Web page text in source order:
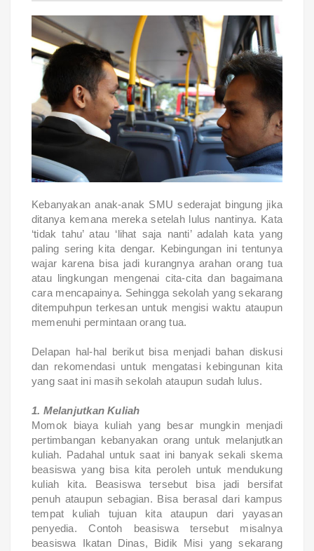
Kebanyakan anak-anak SMU sederajat bingung jika
ditanya kemana mereka setelah lulus nantinya. Kata
‘tidak tahu’ atau ‘lihat saja nanti’ adalah kata yang
paling sering kita dengar. Kebingungan ini tentunya
wajar karena bisa jadi kurangnya arahan orang tua
atau lingkungan mengenai cita-cita dan bagaimana
cara mencapainya. Sehingga sekolah yang sekarang
ditempuhpun terkesan untuk mengisi waktu ataupun
memenuhi permintaan orang tua.
Delapan hal-hal berikut bisa menjadi bahan diskusi
dan rekomendasi untuk mengatasi kebingunan kita
yang saat ini masih sekolah ataupun sudah lulus.
1. Melanjutkan Kuliah
Momok biaya kuliah yang besar mungkin menjadi
pertimbangan kebanyakan orang untuk melanjutkan
kuliah. Padahal untuk saat ini banyak sekali skema
beasiswa yang bisa kita peroleh untuk mendukung
kuliah kita. Beasiswa tersebut bisa jadi bersifat
penuh ataupun sebagian. Bisa berasal dari kampus
tempat kuliah tujuan kita ataupun dari yayasan
penyedia. Contoh beasiswa tersebut misalnya
beasiswa Ikatan Dinas, Bidik Misi yang sekarang